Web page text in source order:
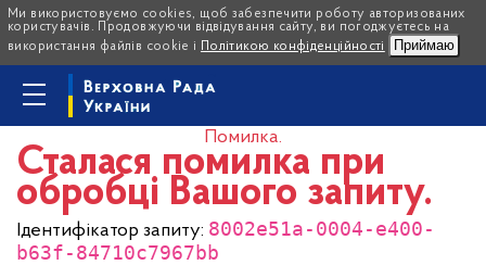
Ми використовуємо cookies, щоб забезпечити роботу авторизованих
користувачів. Продовжуючи відвідування сайту, ви погоджуєтесь на
використання файлів cookie і
Політикою конфіденційності Приймаю
Помилка.
Сталася помилка при
обробці Вашого запиту.
Ідентифікатор запиту: 8002e51a-0004-e400-
b63f-84710c7967bb